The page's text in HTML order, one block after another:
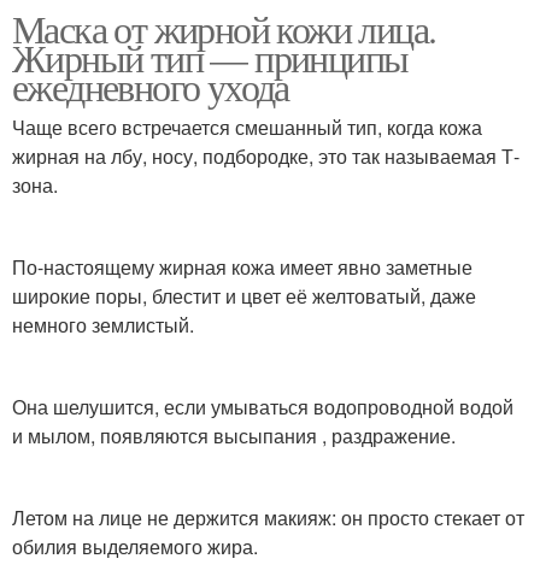
Маска от жирной кожи лица.
Жирный тип — принципы
ежедневного ухода
Чаще всего встречается смешанный тип, когда кожа
жирная на лбу, носу, подбородке, это так называемая Т-
зона.
По-настоящему жирная кожа имеет явно заметные
широкие поры, блестит и цвет её желтоватый, даже
немного землистый.
Она шелушится, если умываться водопроводной водой
и мылом, появляются высыпания , раздражение.
Летом на лице не держится макияж: он просто стекает от
обилия выделяемого жира.